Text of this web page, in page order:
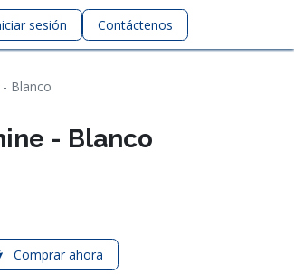
sesión Contáctenos
Blanco
- Blanco
Comprar ahora